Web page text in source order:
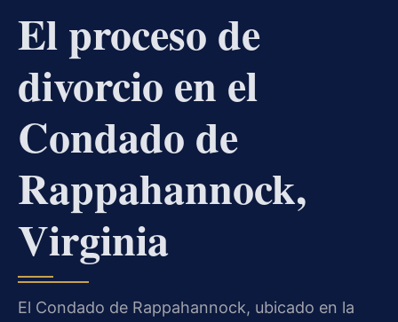
El proceso de
divorcio en el
Condado de
Rappahannock,
Virginia
El Condado de Rappahannock, ubicado en la